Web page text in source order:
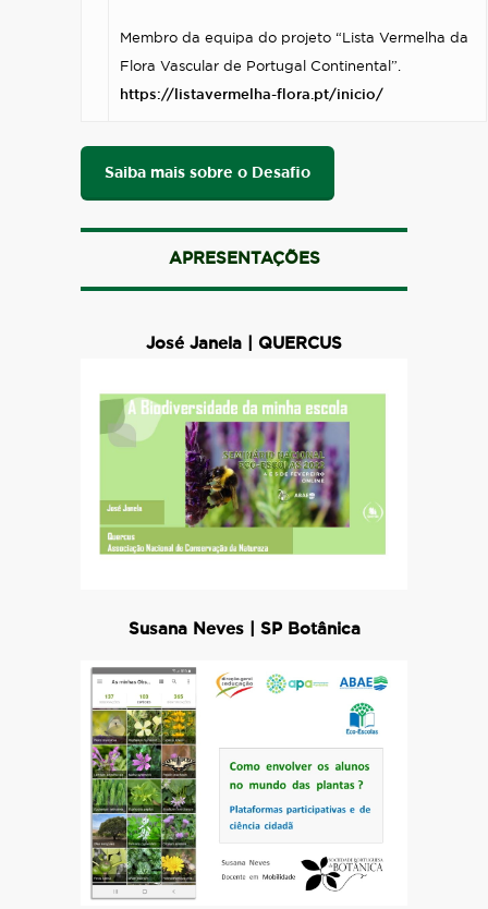
Membro da equipa do projeto “Lista Vermelha da
Flora Vascular de Portugal Continental”.
https://listavermelha-flora.pt/inicio/
Saiba mais sobre o Desafio
APRESENTAÇÕES
José Janela | QUERCUS
Susana Neves | SP Botânica